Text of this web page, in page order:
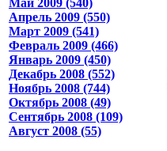
Апрель 2009 (550)
Март 2009 (541)
Февраль 2009 (466)
Январь 2009 (450)
Декабрь 2008 (552)
Ноябрь 2008 (744)
Октябрь 2008 (49)
Сентябрь 2008 (109)
Август 2008 (55)